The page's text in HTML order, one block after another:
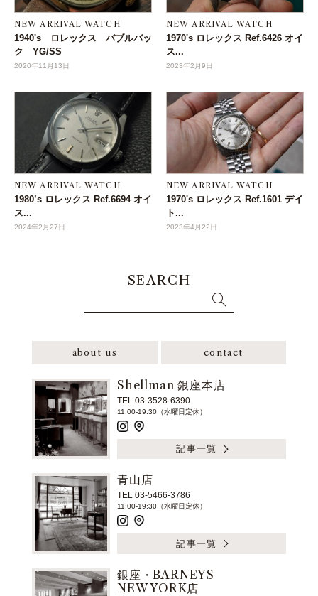
NEW ARRIVAL WATCH
1940's ロレックス バブルバッ
ク YG/SS
2020年11月13日
NEW ARRIVAL WATCH
1970's ロレックス Ref.6426 オイ
ス...
2023年2月9日
NEW ARRIVAL WATCH
1980’s ロレックス Ref.6694 オイ
ス...
2024年2月27日
NEW ARRIVAL WATCH
1970's ロレックス Ref.1601 デイ
ト...
2023年4月22日
SEARCH
about us contact
Shellman 銀座本店
TEL 03-3528-6390
11:00-19:30（水曜日定休）
記事一覧
青山店
TEL 03-5466-3786
11:00-19:30（水曜日定休）
記事一覧
銀座・BARNEYS
NEW YORK店